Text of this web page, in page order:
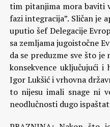
tim pitanjima mora baviti
fazi integracija”. Sličan je
uputio šef Delegacije
sa zemljama jugoistočne
da se preduzme sve što je
konsekvence uključujući i
Igor Lukšić i vrhovna
to nijesu imali snage ni
neodlučnosti dugo